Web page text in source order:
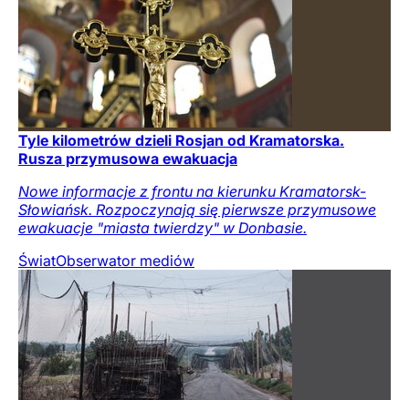
Tyle kilometrów dzieli Rosjan od Kramatorska.
Rusza przymusowa ewakuacja
Nowe informacje z frontu na kierunku Kramatorsk-
Słowiańsk. Rozpoczynają się pierwsze przymusowe
ewakuacje "miasta twierdzy" w Donbasie.
ŚwiatObserwator mediów